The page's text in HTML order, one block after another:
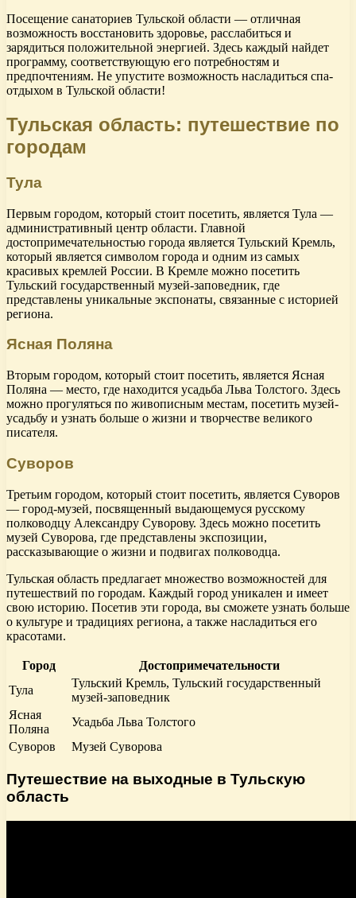
Посещение санаториев Тульской области — отличная
возможность восстановить здоровье, расслабиться и
зарядиться положительной энергией. Здесь каждый найдет
программу, соответствующую его потребностям и
предпочтениям. Не упустите возможность насладиться спа-
отдыхом в Тульской области!
Тульская область: путешествие по
городам
Тула
Первым городом, который стоит посетить, является Тула —
административный центр области. Главной
достопримечательностью города является Тульский Кремль,
который является символом города и одним из самых
красивых кремлей России. В Кремле можно посетить
Тульский государственный музей-заповедник, где
представлены уникальные экспонаты, связанные с историей
региона.
Ясная Поляна
Вторым городом, который стоит посетить, является Ясная
Поляна — место, где находится усадьба Льва Толстого. Здесь
можно прогуляться по живописным местам, посетить музей-
усадьбу и узнать больше о жизни и творчестве великого
писателя.
Суворов
Третьим городом, который стоит посетить, является Суворов
— город-музей, посвященный выдающемуся русскому
полководцу Александру Суворову. Здесь можно посетить
музей Суворова, где представлены экспозиции,
рассказывающие о жизни и подвигах полководца.
Тульская область предлагает множество возможностей для
путешествий по городам. Каждый город уникален и имеет
свою историю. Посетив эти города, вы сможете узнать больше
о культуре и традициях региона, а также насладиться его
красотами.
Город
Достопримечательности
Тула
Тульский Кремль, Тульский государственный
музей-заповедник
Ясная
Поляна
Усадьба Льва Толстого
Суворов
Музей Суворова
Путешествие на выходные в Тульскую
область